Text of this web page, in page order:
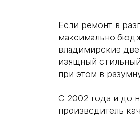
Если ремонт в
максимально
владимирские
изящный
при этом в
С 2002 года и до
производитель